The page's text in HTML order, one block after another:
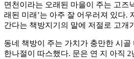
면천이라는 오래된 마을이 주는 고즈
래된 미래’는 아주 잘 어우러져 있다.
간다는 책방지기의 말에 저절로 고개
동네 책방이 주는 가치가 충만한 시
한나절이 따스했다. 문은 연 지 아직 2